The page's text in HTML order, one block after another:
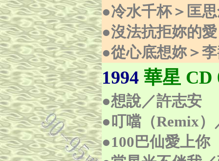
●冷水千杯＞匡
●沒法抗拒妳的
●從心底想妳＞
1994 華星 CD
●想說／許志安
●叮噹（Remix）
●100巴仙愛上你